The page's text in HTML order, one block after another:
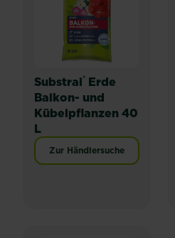
Substral® Erde
Balkon- und
Kübelpflanzen 40
L
Zur Händlersuche